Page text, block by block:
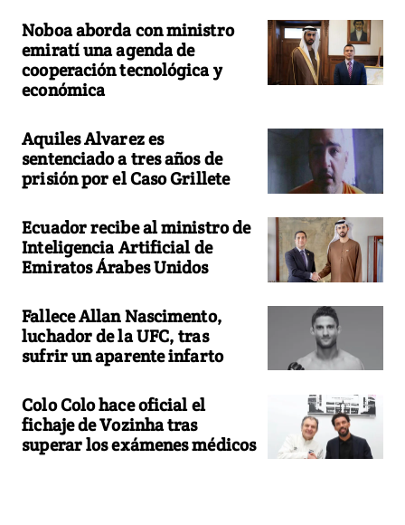
Noboa aborda con ministro
emiratí una agenda de
cooperación tecnológica y
económica
Aquiles Alvarez es
sentenciado a tres años de
prisión por el Caso Grillete
Ecuador recibe al ministro de
Inteligencia Artificial de
Emiratos Árabes Unidos
Fallece Allan Nascimento,
luchador de la UFC, tras
sufrir un aparente infarto
Colo Colo hace oficial el
fichaje de Vozinha tras
superar los exámenes médicos